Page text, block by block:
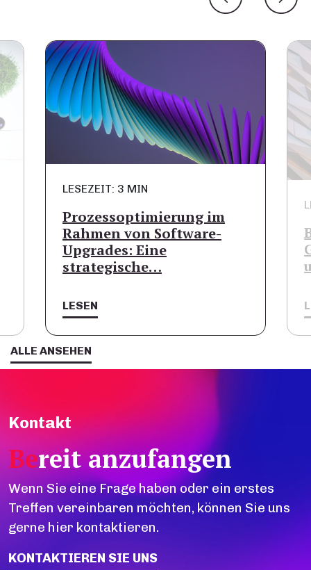
ALLE ANSEHEN
LESEZEIT: 3 MIN
Prozessoptimierung im
Rahmen von Software-
Upgrades: Eine
strategische…
LESEN
Kontakt
Bereit anzufangen
Wenn Sie eine Frage haben oder ein erstes
Treffen vereinbaren möchten, können Sie uns
gerne hier kontaktieren.
KONTAKTIEREN SIE UNS